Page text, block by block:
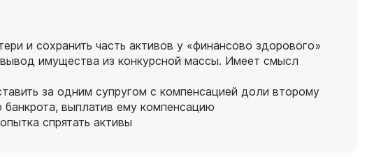
и сохранить часть активов у «финансово здорового»
имущества из конкурсной массы. Имеет смысл
за одним супругом с компенсацией доли второму
выплатив ему компенсацию
спрятать активы